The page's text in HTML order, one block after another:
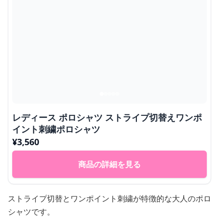
レディース ポロシャツ ストライプ切替えワンポ
イント刺繍ポロシャツ
¥3,560
商品の詳細を見る
ストライプ切替とワンポイント刺繍が特徴的な大人のポロ
シャツです。